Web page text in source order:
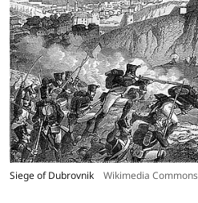
Siege of Dubrovnik Wikimedia Commons